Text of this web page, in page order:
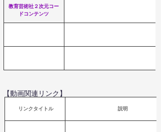
教育芸術社２次元コー
ドコンテンツ
リンクタイトル 説明
【動画関連リンク】